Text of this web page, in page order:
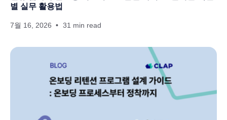
별 실무 활용법
7월 16, 2026 31 min read